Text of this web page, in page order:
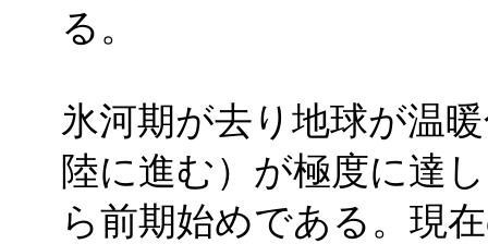
る。
氷河期が去り地球が温
陸に進む）が極度に達
ら前期始めである。現